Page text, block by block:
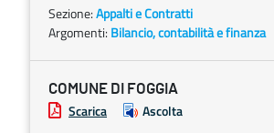
Sezione:Appalti e Contratti
Argomenti: Bilancio, contabilità e finanza
COMUNE DI FOGGIA
Scarica Ascolta